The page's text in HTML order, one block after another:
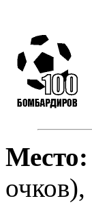
Место:
очков),